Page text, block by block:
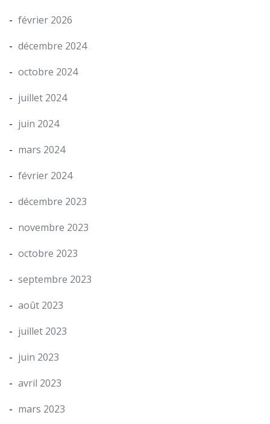
février 2026
décembre 2024
octobre 2024
juillet 2024
juin 2024
mars 2024
février 2024
décembre 2023
novembre 2023
octobre 2023
septembre 2023
août 2023
juillet 2023
juin 2023
avril 2023
mars 2023